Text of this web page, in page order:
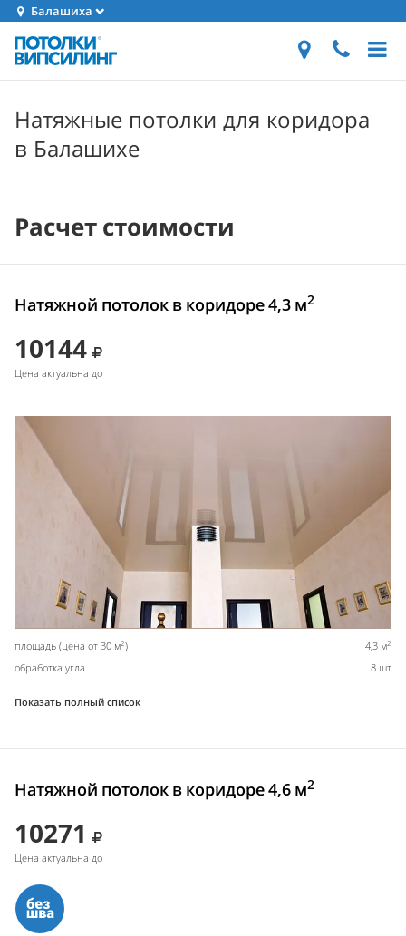
Балашиха
Натяжные потолки для коридора
в Балашихе
Расчет стоимости
Натяжной потолок в коридоре 4,3 м2
10144
Цена актуальна до
площадь (цена от 30 м2) 4,3 м2
обработка угла 8 шт
Показать полный список
Натяжной потолок в коридоре 4,6 м2
10271
Цена актуальна до